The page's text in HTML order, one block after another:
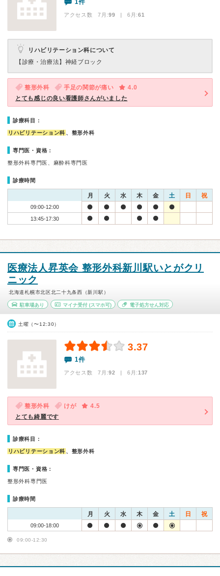
1件
アクセス数 7月:99 | 6月:61
リハビリテーション科について
【診療・治療法】 神経ブロック
整形外科 手足の関節が痛い
4.0
とても感じの良い看護師さんがいました
診療科目：
リハビリテーション科 、整形外科
専門医・資格：
整形外科専門医、麻酔科専門医
診療時間
月 火 水 木 金 土 日 祝
09:00-12:00
13:45-17:30
医療法人昇英会 整形外科新川駅いとがクリ
ニック
北海道札幌市北区北二十九条西（新川駅）
駐車場あり マイナ受付(スマホ可) 電子処方せん対応
土曜（〜12:30）
3.37
1件
アクセス数 7月:92 | 6月:137
整形外科 けが
4.5
とても綺麗です
診療科目：
リハビリテーション科 、整形外科
専門医・資格：
整形外科専門医
診療時間
月 火 水 木 金 土 日 祝
09:00-18:00
09:00-12:30